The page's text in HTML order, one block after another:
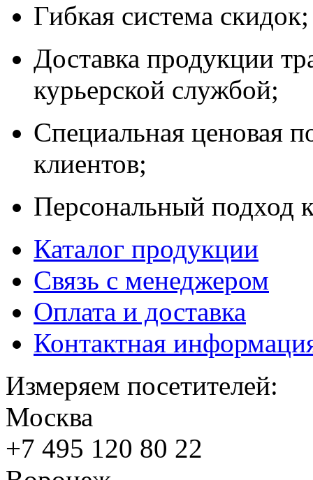
Гибкая система скидок;
Доставка продукции
курьерской службой;
Специальная ценовая
клиентов;
Персональный подход
Каталог продукции
Связь с менеджером
Оплата и доставка
Контактная
Измеряем посетителей:
Москва
+7 495 120 80 22